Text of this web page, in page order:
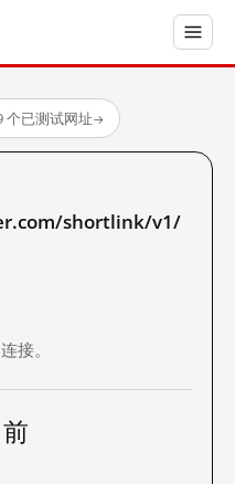
个已测试网址→
shortlink/v1/
接。